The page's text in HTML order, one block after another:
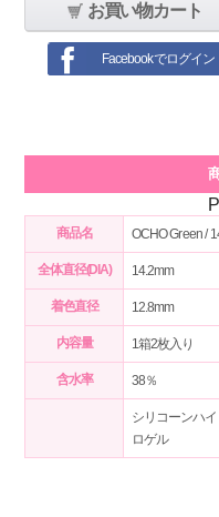
お買い物カート
Facebookでログイン
商品名 OCHO Green /
全体直径(DIA) 14.2mm
着色直径 12.8mm
内容量 1箱2枚入り
含水率 38％
シリコーンハ
ロゲル